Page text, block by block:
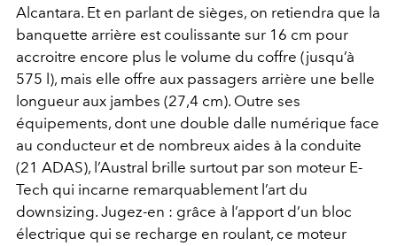
Alcantara. Et en parlant de sièges, on retiendra que la
banquette arrière est coulissante sur 16 cm pour
accroitre encore plus le volume du coffre (jusqu’à
575 l), mais elle offre aux passagers arrière une belle
longueur aux jambes (27,4 cm). Outre ses
équipements, dont une double dalle numérique face
au conducteur et de nombreux aides à la conduite
(21 ADAS), l’Austral brille surtout par son moteur E-
Tech qui incarne remarquablement l’art du
downsizing. Jugez-en : grâce à l’apport d’un bloc
électrique qui se recharge en roulant, ce moteur